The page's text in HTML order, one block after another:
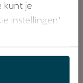
kunt je
instellingen’